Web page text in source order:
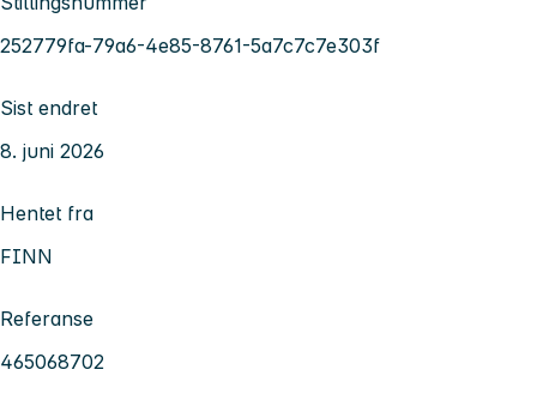
252779fa-79a6-4e85-8761-5a7c7c7e303f
Sist endret
8. juni 2026
Hentet fra
FINN
Referanse
465068702